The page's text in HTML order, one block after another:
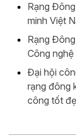
Rạng
minh Việt
Rạng
Công nghệ
Đại hội
rạng đông
công tốt